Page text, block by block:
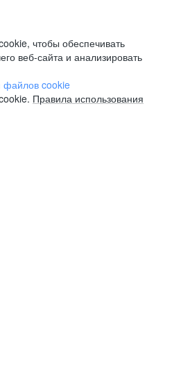
чтобы обеспечивать
веб-сайта и анализировать
файлов cookie
Правила использования